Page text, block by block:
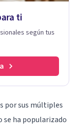
ti
según tus
por sus múltiples
se ha popularizado